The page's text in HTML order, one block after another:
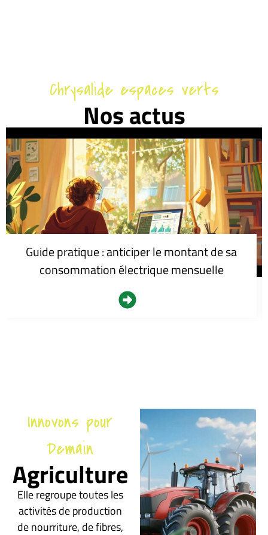
Chrysalide espaces verts
Nos actus
Guide pratique : anticiper le montant de sa
consommation électrique mensuelle
Innovons pour
Demain
Agriculture
Elle regroupe toutes les
activités de production
de nourriture, de fibres,